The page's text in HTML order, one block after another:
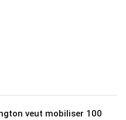
veut mobiliser 100